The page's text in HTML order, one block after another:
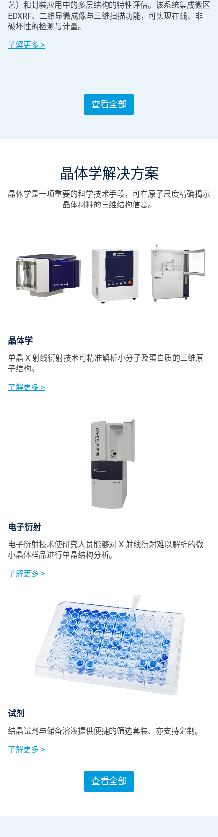
艺）和封装应用中的多层结构的特性评估。该系统集成微区
EDXRF、二维显微成像与三维扫描功能，可实现在线、非
破坏性的检测与计量。
了解更多 >
查看全部
晶体学解决方案
晶体学是一项重要的科学技术手段，可在原子尺度精确揭示
晶体材料的三维结构信息。
晶体学
单晶 X 射线衍射技术可精准解析小分子及蛋白质的三维原
子结构。
了解更多 >
电子衍射
电子衍射技术使研究人员能够对 X 射线衍射难以解析的微
小晶体样品进行单晶结构分析。
了解更多 >
试剂
结晶试剂与储备溶液提供便捷的筛选套装、亦支持定制。
了解更多 >
查看全部